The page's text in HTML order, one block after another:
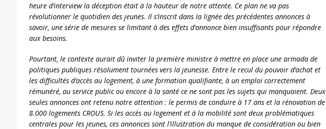
heure d’interview la déception était à la hauteur de notre attente. Ce plan ne va pas
révolutionner le quotidien des jeunes. Il s’inscrit dans la lignée des précédentes annonces à
savoir, une série de mesures se limitant à des effets d’annonce bien insuffisants pour répondre
aux besoins.
Pourtant, le contexte aurait dû inviter la première ministre à mettre en place une armada de
politiques publiques résolument tournées vers la jeunesse. Entre le recul du pouvoir d’achat et
les difficultés d’accès au logement, à une formation qualifiante, à un emploi correctement
rémunéré, au service public ou encore à la santé ce ne sont pas les sujets qui manquaient. Deux
seules annonces ont retenu notre attention : le permis de conduire à 17 ans et la rénovation de
8.000 logements CROUS. Si les accès au logement et à la mobilité sont deux problématiques
centrales pour les jeunes, ces annonces sont l’illustration du manque de considération ou bien